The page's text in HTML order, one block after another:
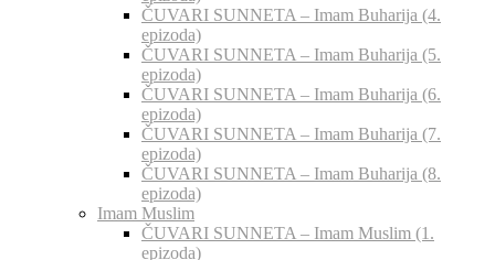
ČUVARI SUNNETA – Imam Buharija (4.
epizoda)
ČUVARI SUNNETA – Imam Buharija (5.
epizoda)
ČUVARI SUNNETA – Imam Buharija (6.
epizoda)
ČUVARI SUNNETA – Imam Buharija (7.
epizoda)
ČUVARI SUNNETA – Imam Buharija (8.
epizoda)
Imam Muslim
ČUVARI SUNNETA – Imam Muslim (1.
epizoda)